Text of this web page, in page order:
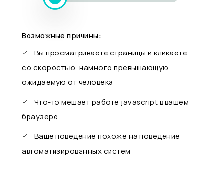
Возможные причины:
Вы просматриваете страницы и кликаете
со скоростью, намного превышающую
ожидаемую от человека
Что-то мешает работе javascript в вашем
браузере
Ваше поведение похоже на поведение
автоматизированных систем